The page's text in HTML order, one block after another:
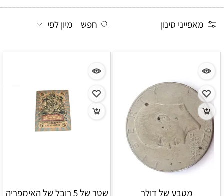
מאפייני סינון חפש מיון לפי
מטבע של דולר
שטר של 5 רובל של האימפריה